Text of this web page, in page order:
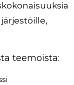
teemoista: